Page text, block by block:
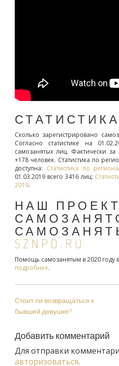
Сколько зарегистрировано
Согласно статистике на
самозанятых лиц. Фактически
+178 человек. Статистика по
доступна: Статистика по
01.03.2019 всего 3416 лиц:
2019.
НАШ
SZNPD.RU
Помощь самозанятым в 2020 году
подробнее.
ПО
Стоит ли возвращаться к
бывшей девушке?
Добавить комментарий
Для отправки
авторизоваться.